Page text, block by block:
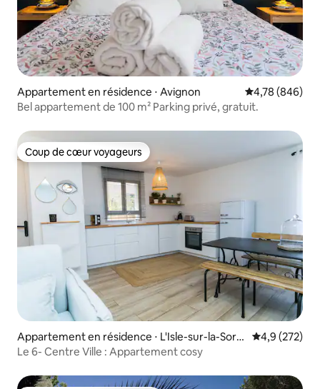
Appartement en résidence ⋅ Avignon Évaluation
4,78 (846)
Bel appartement de 100 m² Parking privé, gratuit.
Coup de cœur voyageurs
Coup de cœur voyageurs
Appartement en résidence ⋅ L'Isle-sur-la-Sorg
ue
Évaluation
4,9 (272)
Le 6- Centre Ville : Appartement cosy